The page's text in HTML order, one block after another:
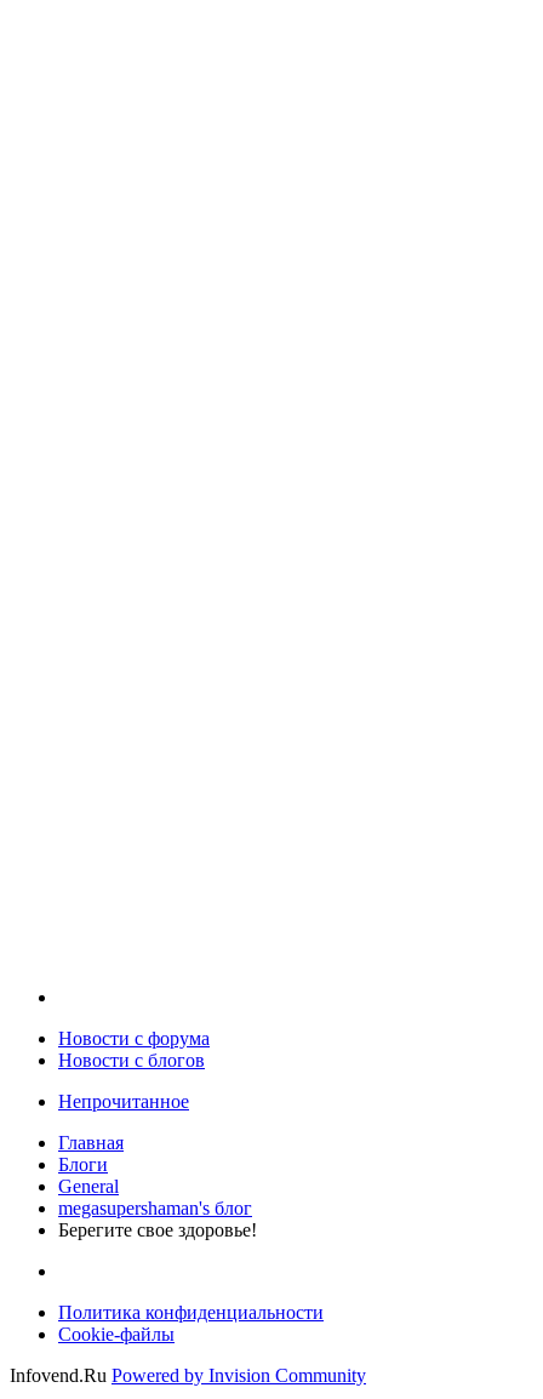
Новости c форума
Новости с блогов
Непрочитанное
Главная
Блоги
General
megasupershaman's блог
Берегите свое здоровье!
Политика конфиденциальности
Cookie-файлы
Infovend.Ru Powered by Invision Community